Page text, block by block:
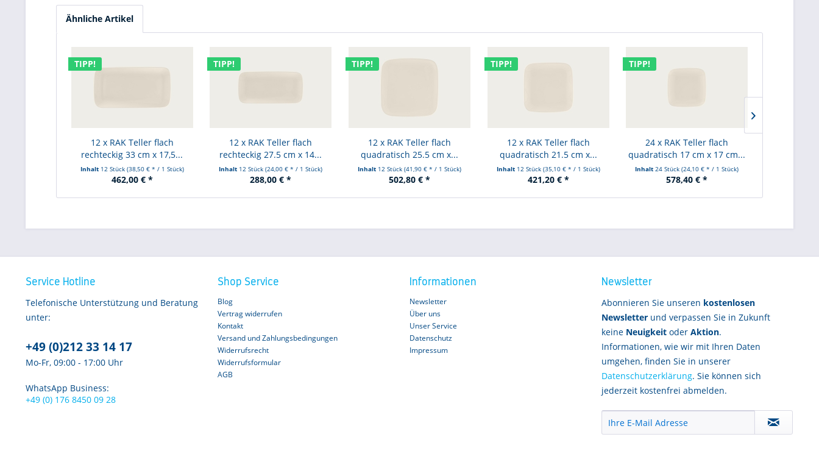
Ähnliche Artikel
TIPP!
12 x RAK Teller flach
rechteckig 33 cm x 17,5...
Inhalt 12 Stück (38,50 € * / 1 Stück)
462,00 € *
TIPP!
12 x RAK Teller flach
rechteckig 27.5 cm x 14...
Inhalt 12 Stück(24,00 € * / 1 Stück)
288,00 € *
TIPP!
12 x RAK Teller flach
quadratisch 25.5 cm x...
Inhalt 12 Stück (41,90 € * / 1 Stück)
502,80 € *
TIPP!
12 x RAK Teller flach
quadratisch 21.5 cm x...
Inhalt 12 Stück (35,10 € * / 1 Stück)
421,20 € *
TIPP!
24 x RAK Teller flach
quadratisch 17 cm x 17 cm...
Inhalt24 Stück(24,10 € * / 1 Stück)
578,40 € *
Service Hotline
Telefonische Unterstützung und Beratung
unter:
+49 (0)212 33 14 17
Mo-Fr, 09:00 - 17:00 Uhr
WhatsApp Business:
+49 (0) 176 8450 09 28
Shop Service
Blog
Vertrag widerrufen
Kontakt
Versand und Zahlungsbedingungen
Widerrufsrecht
Widerrufsformular
AGB
Informationen
Newsletter
Über uns
Unser Service
Datenschutz
Impressum
Newsletter
Abonnieren Sie unseren kostenlosen
Newsletter und verpassen Sie in Zukunft
keine Neuigkeit oder Aktion.
Informationen, wie wir mit Ihren Daten
umgehen, finden Sie in unserer
Datenschutzerklärung. Sie können sich
jederzeit kostenfrei abmelden.